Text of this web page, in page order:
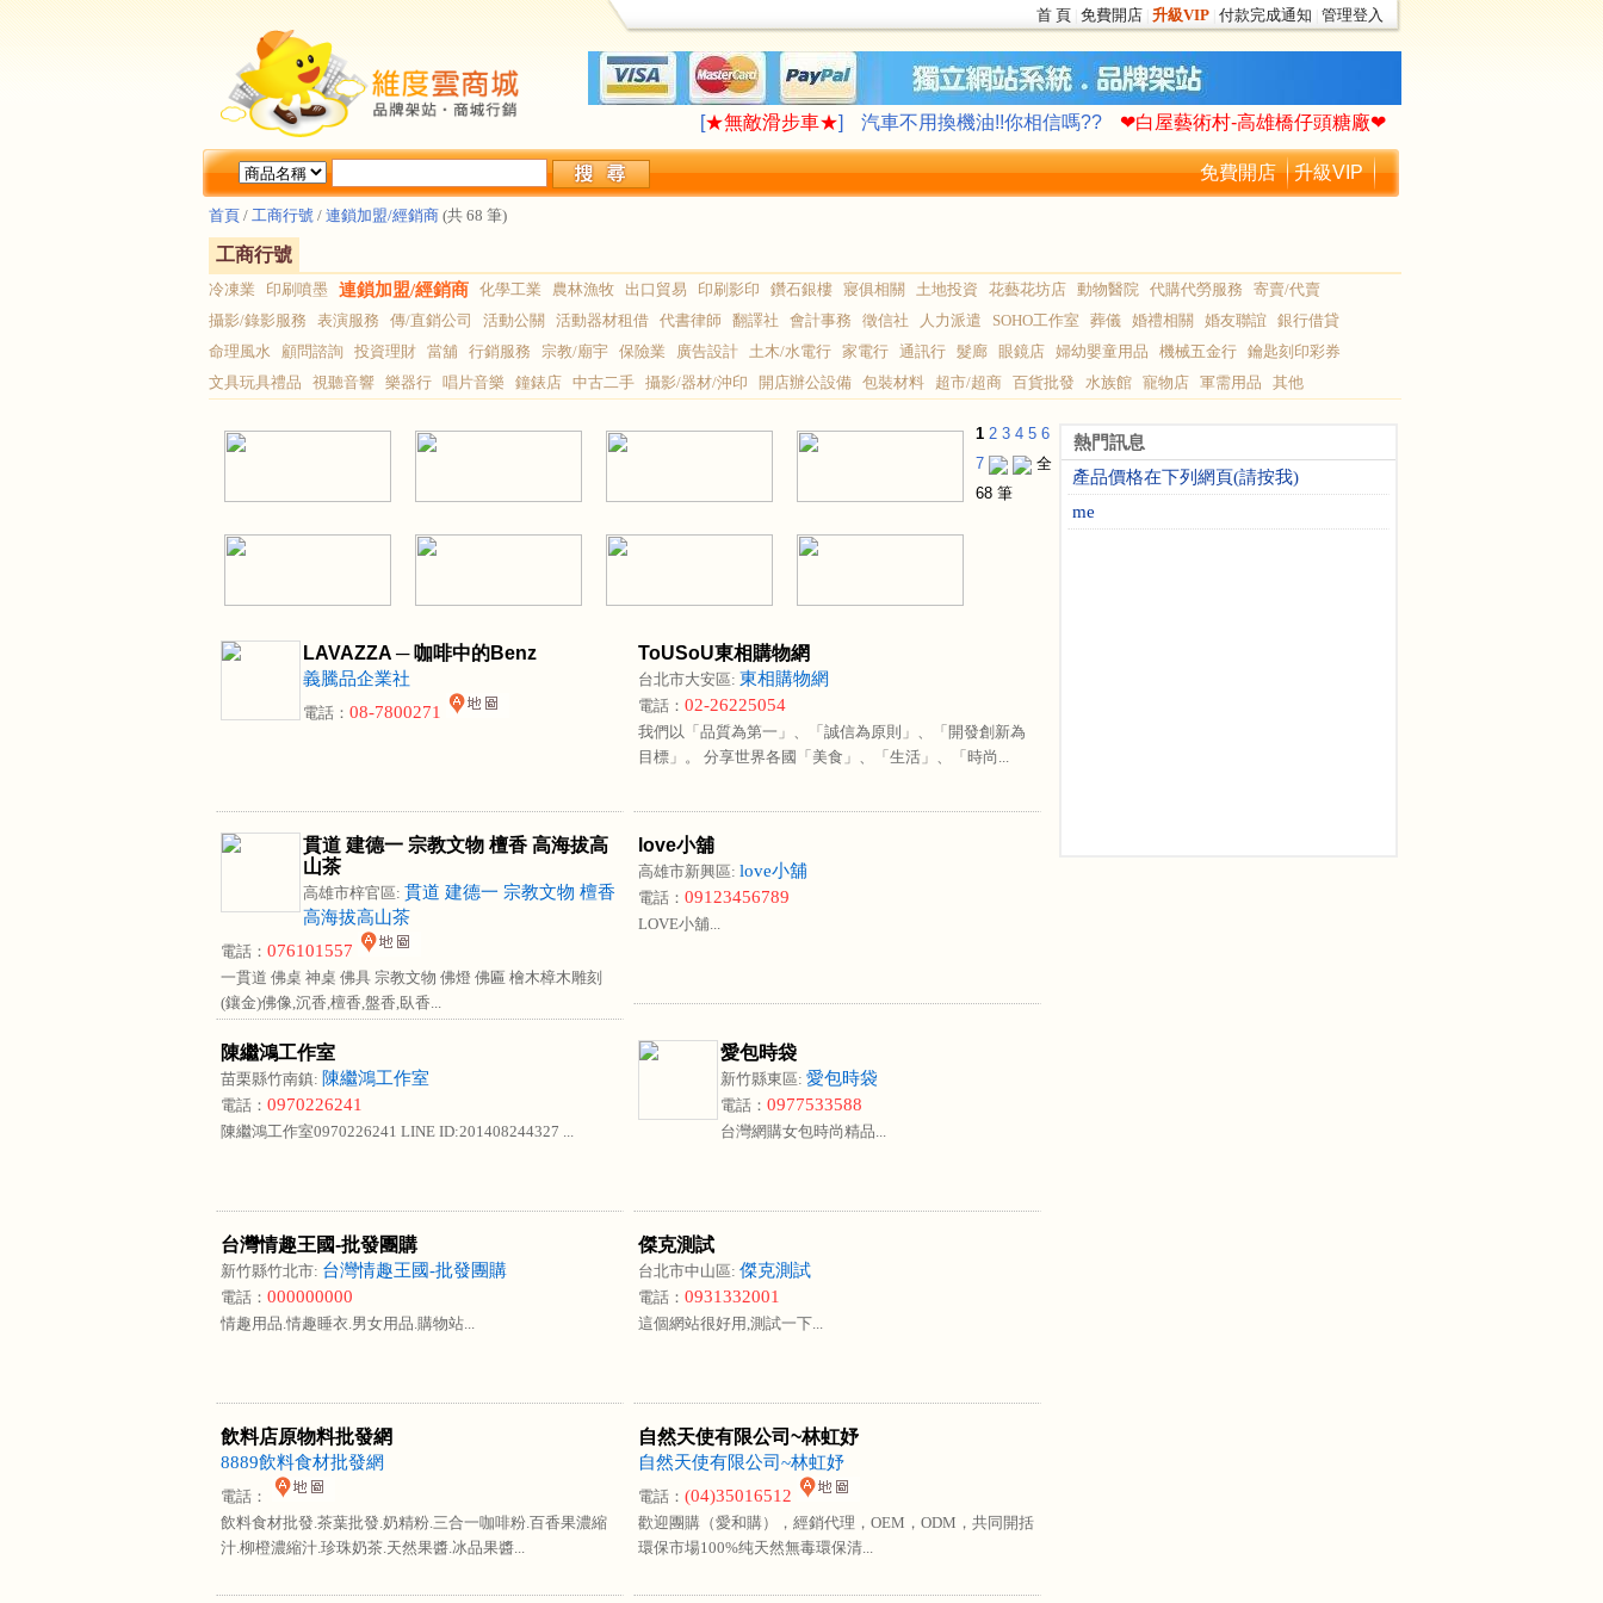
首 頁 免費開店 升級VIP| 付款完成通知 管理登入
∮旅遊住宿,創作你的生命故事∮
LAVAZZA 咖啡機合作供應
❤白屋藝術村-高雄橋仔頭糖廠❤
汽車不用換機油!!你相信嗎??
[★無敵滑步車★]
驚!老爸買了一艘遊艇
∮旅遊住宿,創作你的生命故事∮
LAVAZZA 咖啡機合作供應
❤白屋藝術村-高雄橋仔頭糖廠❤
升級VIP
免費開店
首頁/工商行號/ 連鎖加盟/經銷商(共 68 筆)
工商行號
冷凍業 印刷噴墨 連鎖加盟/經銷商 化學工業 農林漁牧 出口貿易 印刷影印 鑽石銀樓 寢俱相關 土地投資 花藝花坊店 動物醫院 代購代勞服務
寄賣/代賣
攝影/錄影服務
表演服務 傳/直銷公司 活動公關 活動器材租借 代書律師 翻譯社 會計事務 徵信社 人力派遣 SOHO工作室 葬儀 婚禮相關 婚友聯誼
銀行借貸
命理風水
顧問諮詢 投資理財 當舖 行銷服務 宗教/廟宇 保險業 廣告設計 土木/水電行 家電行 通訊行 髮廊 眼鏡店 婦幼嬰童用品 機械五金行
鑰匙刻印彩券
文具玩具禮品
視聽音響 樂器行 唱片音樂 鐘錶店 中古二手 攝影/器材/沖印 開店辦公設備 包裝材料 超市/超商 百貨批發 水族館 寵物店 軍需用品 其他
LAVAZZA ─ 咖啡中的Benz
義騰品企業社
電話： 08-7800271
ToUSoU東相購物網
台北市大安區: 東相購物網
電話： 02-26225054
我們以「品質為第一」、「誠信為原則」、「開發創新為
目標」。 分享世界各國「美食」、「生活」、「時尚...
貫道 建德一 宗教文物 檀香 高海拔高
山茶
高雄市梓官區: 貫道 建德一 宗教文物 檀香
高海拔高山茶
電話： 076101557
一貫道 佛桌 神桌 佛具 宗教文物 佛燈 佛匾 檜木樟木雕刻
(鑲金)佛像,沉香,檀香,盤香,臥香...
love小舖
高雄市新興區: love小舖
電話： 09123456789
LOVE小舖...
陳繼鴻工作室
苗栗縣竹南鎮: 陳繼鴻工作室
電話： 0970226241
陳繼鴻工作室0970226241 LINE ID:201408244327 ...
愛包時袋
新竹縣東區: 愛包時袋
電話： 0977533588
台灣網購女包時尚精品...
台灣情趣王國-批發團購
新竹縣竹北市: 台灣情趣王國-批發團購
電話： 000000000
情趣用品.情趣睡衣.男女用品.購物站...
傑克測試
台北市中山區: 傑克測試
電話： 0931332001
這個網站很好用,測試一下...
飲料店原物料批發網
8889飲料食材批發網
電話：
飲料食材批發.茶葉批發.奶精粉.三合一咖啡粉.百香果濃縮
汁.柳橙濃縮汁.珍珠奶茶.天然果醬.冰品果醬...
自然天使有限公司~林虹妤
自然天使有限公司~林虹妤
電話： (04)35016512
歡迎團購（愛和購），經銷代理，OEM，ODM，共同開括
環保市場100%纯天然無毒環保清...
1 2 3 4 5 6
7
全
68 筆
熱門訊息
產品價格在下列網頁(請按我)
me